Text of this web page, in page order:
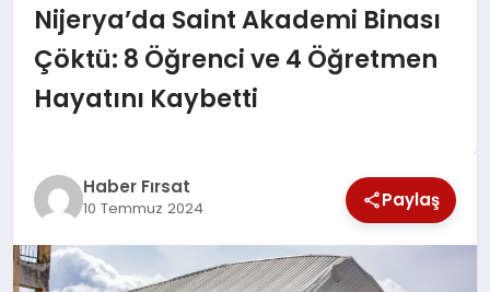
TEKNOLOJİ
SAĞLIK
MAGAZİN
EĞİTİM
Nijerya’da Saint Akademi Binası
Çöktü: 8 Öğrenci ve 4 Öğretmen
Hayatını Kaybetti
Haber Fırsat
10 Temmuz 2024 Paylaş